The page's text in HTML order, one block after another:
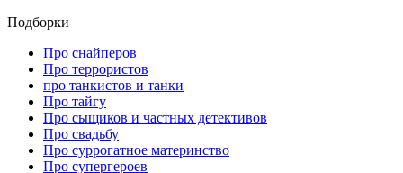
Подборки
Про снайперов
Про террористов
про танкистов и танки
Про тайгу
Про сыщиков и частных детективов
Про свадьбу
Про суррогатное материнство
Про супергероев